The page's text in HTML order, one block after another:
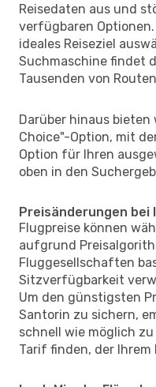
Reisedaten aus und
verfügbaren Optionen.
ideales Reiseziel
Suchmaschine findet
Tausenden von
Darüber hinaus bieten
Choice"-Option, mit
Option für Ihren
oben in den
Preisänderungen bei
Flugpreise können
aufgrund
Fluggesellschaften
Sitzverfügbarkeit
Um den günstigsten
Santorin zu sichern,
schnell wie möglich
Tarif finden, der